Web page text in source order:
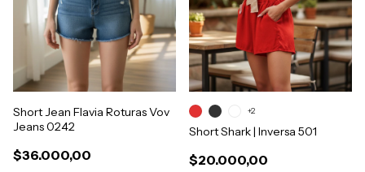
Short Jean Flavia Roturas Vov
Jeans 0242
$36.000,00
Short Shark | Inversa 501
$20.000,00
+2